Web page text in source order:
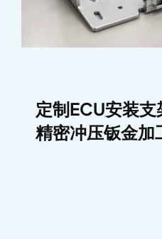
定制ECU安装
精密冲压钣金加